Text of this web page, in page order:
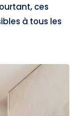
ces
à tous les